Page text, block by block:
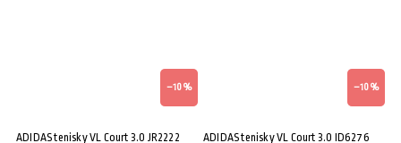
–10 %
ADIDAS tenisky VL Court 3.0 JR2222
–10 %
ADIDAS tenisky VL Court 3.0 ID6276